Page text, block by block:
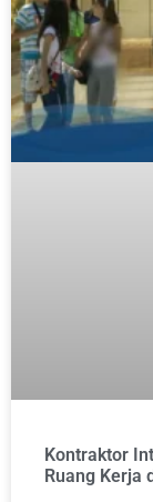
Kontraktor
Ruang Kerja